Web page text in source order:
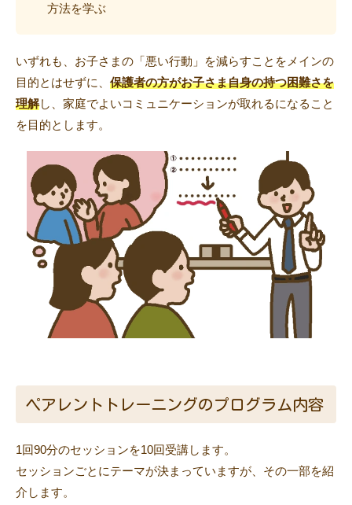
方法を学ぶ
いずれも、お子さまの「悪い行動」を減らすことをメインの
目的とはせずに、 保護者の方がお子さま自身の持つ困難さを
理解し、家庭でよいコミュニケーションが取れるになること
を目的とします。
ペアレントトレーニングのプログラム内容
1回90分のセッションを10回受講します。
セッションごとにテーマが決まっていますが、その一部を紹
介します。